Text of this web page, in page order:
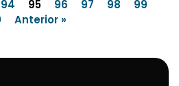
94 95 96 97 98
99
Anterior »